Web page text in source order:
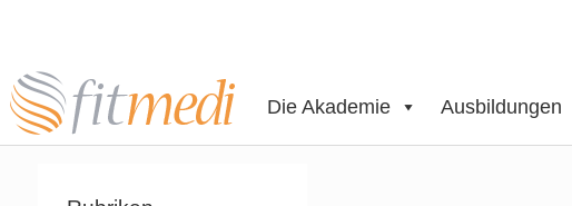
Die Akademie Ausbildungen